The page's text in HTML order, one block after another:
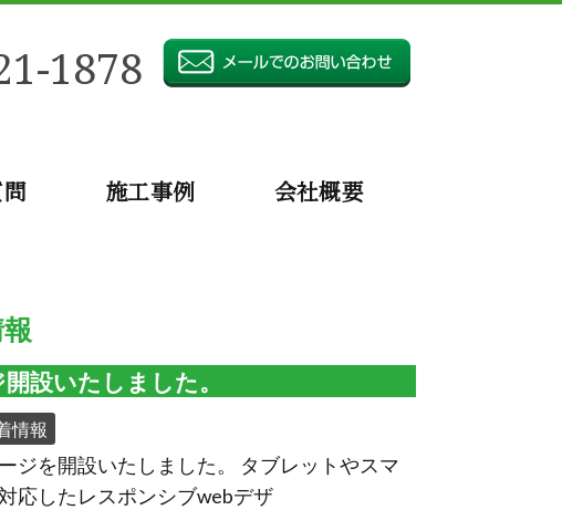
1878
施工事例 会社概要
設いたしました。
情報
ジを開設いたしました。 タブレットやスマ
応したレスポンシブwebデザ